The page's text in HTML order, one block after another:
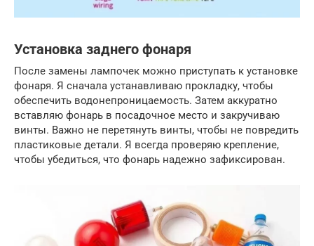
Установка заднего фонаря
После замены лампочек можно приступать к установке
фонаря. Я сначала устанавливаю прокладку, чтобы
обеспечить водонепроницаемость. Затем аккуратно
вставляю фонарь в посадочное место и закручиваю
винты. Важно не перетянуть винты, чтобы не повредить
пластиковые детали. Я всегда проверяю крепление,
чтобы убедиться, что фонарь надежно зафиксирован.